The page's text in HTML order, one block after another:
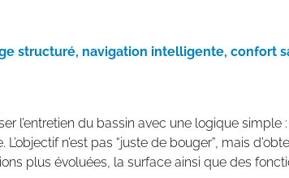
structuré, navigation intelligente, confort
l’entretien du bassin avec une logique simple :
n’est pas “juste de bouger”, mais
plus évoluées, la surface ainsi que des